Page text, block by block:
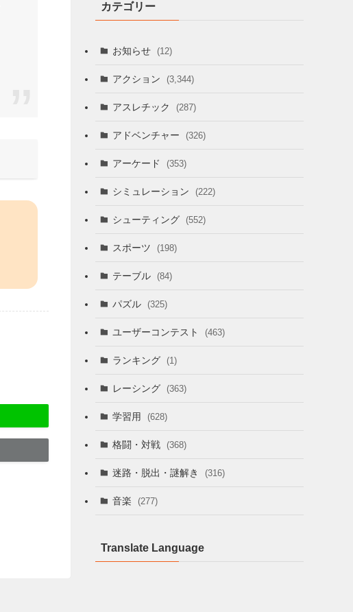
カテゴリー
お知らせ (12)
アクション (3,344)
アスレチック (287)
アドベンチャー (326)
アーケード (353)
シミュレーション (222)
シューティング (552)
スポーツ (198)
テーブル (84)
パズル (325)
ユーザーコンテスト (463)
ランキング (1)
レーシング (363)
学習用 (628)
格闘・対戦 (368)
迷路・脱出・謎解き (316)
音楽 (277)
Translate Language